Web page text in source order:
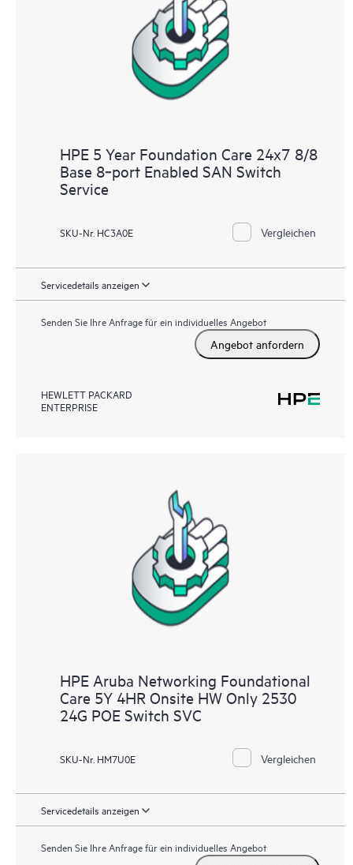
HPE 5 Year Foundation Care 24x7 8/8
Base 8‑port Enabled SAN Switch
Service
SKU-Nr. HC3A0E Vergleichen
Servicedetails anzeigen
Senden Sie Ihre Anfrage für ein individuelles Angebot
Angebot anfordern
HEWLETT PACKARD
ENTERPRISE
HPE Aruba Networking Foundational
Care 5Y 4HR Onsite HW Only 2530
24G POE Switch SVC
SKU-Nr. HM7U0E Vergleichen
Servicedetails anzeigen
Senden Sie Ihre Anfrage für ein individuelles Angebot